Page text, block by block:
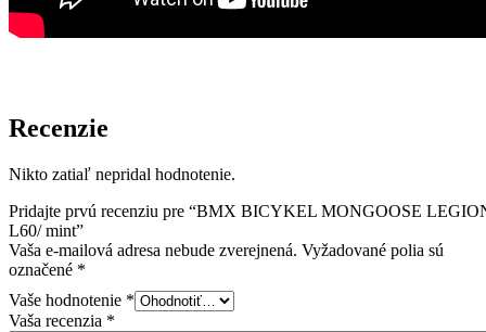
Recenzie
Nikto zatiaľ nepridal hodnotenie.
Pridajte prvú recenziu pre “BMX BICYKEL MONGOOSE
L60/ mint”
Vaša e-mailová adresa nebude zverejnená. Vyžadované polia sú
označené *
Vaše hodnotenie *
Vaša recenzia *